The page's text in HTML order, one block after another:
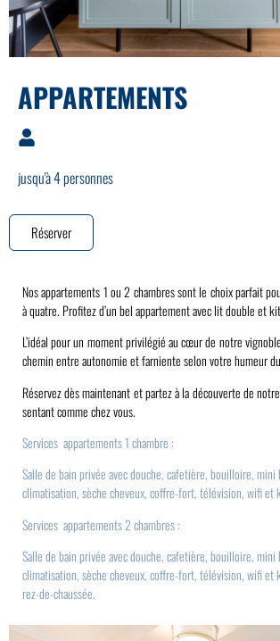
APPARTEMENTS
jusqu'à 4 personnes
Réserver
Nos appartements 1 ou 2 chambres sont le choix parfait
à quatre. Profitez d’un bel appartement avec lit double et
L’idéal pour un moment privilégié au cœur de notre
chemin entre autonomie et farniente selon votre humeur
Réservez dès maintenant et partez à la découverte de
sentant comme chez vous.
Services appartements 1 chambre :
Salle de bain privée avec douche, cafetière, bouilloire, mini
climatisation, sèche cheveux, coffre-fort, télévision, wifi et
Services appartements 2 chambres :
Salle de bain privée avec douche, cafetière, bouilloire, mini
climatisation, sèche cheveux, coffre-fort, télévision, wifi et
rez-de-chaussée.